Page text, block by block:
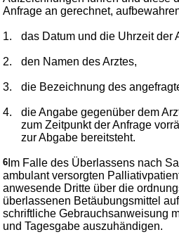
Anfrage an gerechnet,
1. das Datum und die Uhrzeit der
2. den Namen des Arztes,
3. die Bezeichnung des
4.
die Angabe gegenüber dem
zum Zeitpunkt der Anfrage
zur Abgabe bereitsteht.
6 Im Falle des Überlassens nach
ambulant versorgten
anwesende Dritte über die
überlassenen Betäubungsmittel
schriftliche Gebrauchsanweisung
und Tagesgabe auszuhändigen.